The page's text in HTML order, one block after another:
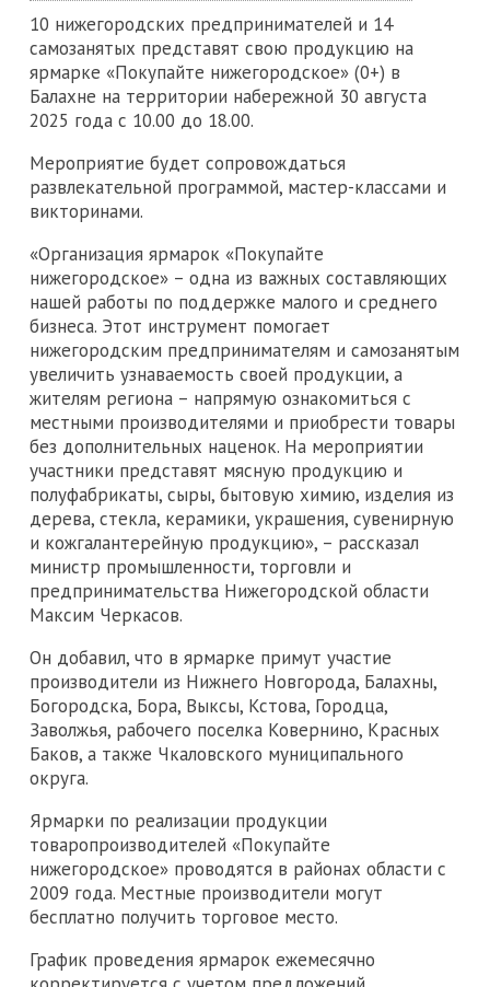
10 нижегородских предпринимателей и 14
самозанятых представят свою продукцию на
ярмарке «Покупайте нижегородское» (0+) в
Балахне на территории набережной 30 августа
2025 года с 10.00 до 18.00.
Мероприятие будет сопровождаться
развлекательной программой, мастер-классами и
викторинами.
«Организация ярмарок «Покупайте
нижегородское» – одна из важных составляющих
нашей работы по поддержке малого и среднего
бизнеса. Этот инструмент помогает
нижегородским предпринимателям и самозанятым
увеличить узнаваемость своей продукции, а
жителям региона – напрямую ознакомиться с
местными производителями и приобрести товары
без дополнительных наценок. На мероприятии
участники представят мясную продукцию и
полуфабрикаты, сыры, бытовую химию, изделия из
дерева, стекла, керамики, украшения, сувенирную
и кожгалантерейную продукцию», – рассказал
министр промышленности, торговли и
предпринимательства Нижегородской области
Максим Черкасов.
Он добавил, что в ярмарке примут участие
производители из Нижнего Новгорода, Балахны,
Богородска, Бора, Выксы, Кстова, Городца,
Заволжья, рабочего поселка Ковернино, Красных
Баков, а также Чкаловского муниципального
округа.
Ярмарки по реализации продукции
товаропроизводителей «Покупайте
нижегородское» проводятся в районах области с
2009 года. Местные производители могут
бесплатно получить торговое место.
График проведения ярмарок ежемесячно